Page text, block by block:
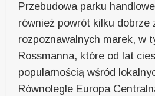
Przebudowa parku
również powrót kilku dobrze
rozpoznawalnych marek, w
Rossmanna, które od lat
popularnością wśród
Równolegle Europa